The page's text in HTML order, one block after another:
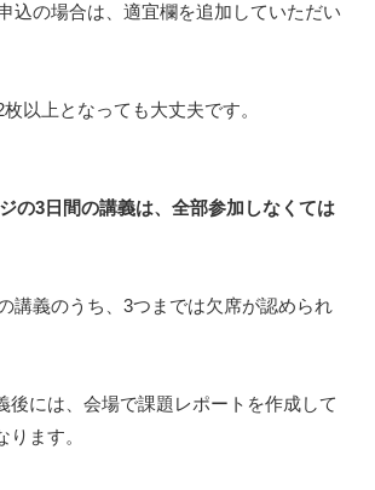
の場合は、適宜欄を追加していただい
上となっても大丈夫です。
の3日間の講義は、全部参加しなくては
義のうち、3つまでは欠席が認められ
は、会場で課題レポートを作成して
ます。